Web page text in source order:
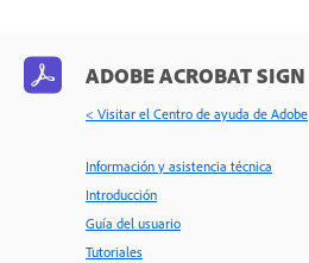
ADOBE ACROBAT SIGN
< Visitar el Centro de ayuda de Adobe
Información y asistencia técnica
Introducción
Guía del usuario
Tutoriales